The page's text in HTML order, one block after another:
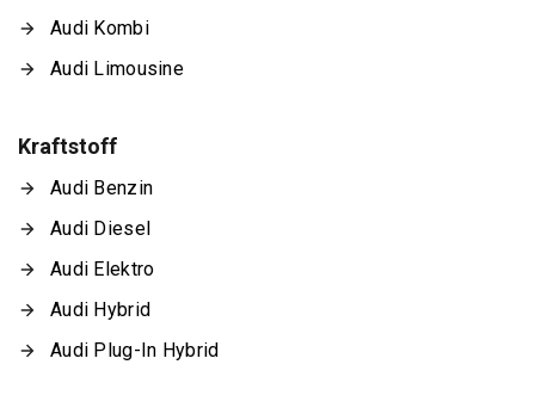
Audi Kombi
Audi Limousine
Kraftstoff
Audi Benzin
Audi Diesel
Audi Elektro
Audi Hybrid
Audi Plug-In Hybrid